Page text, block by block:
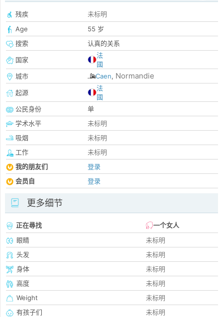
残疾
未标明
Age
55 岁
搜索
认真的关系
国家
法
國
城市
Caen, Normandie
起源
法
國
公民身份
单
学术水平
未标明
吸烟
未标明
工作
未标明
我的朋友们
登录
会员自
登录
更多细节
正在尋找
一个女人
眼睛
未标明
头发
未标明
身体
未标明
高度
未标明
Weight
未标明
有孩子们
未标明